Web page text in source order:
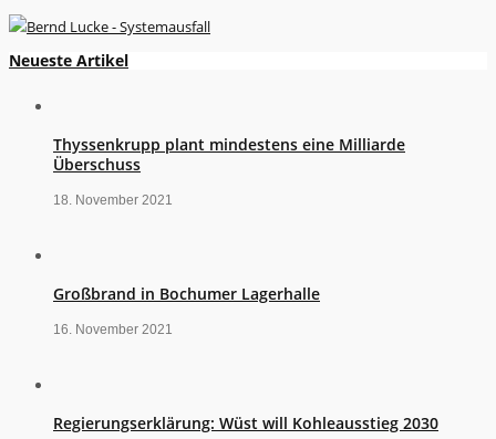
Neueste Artikel
Thyssenkrupp plant mindestens eine Milliarde
Überschuss
18. November 2021
Großbrand in Bochumer Lagerhalle
16. November 2021
Regierungserklärung: Wüst will Kohleausstieg 2030